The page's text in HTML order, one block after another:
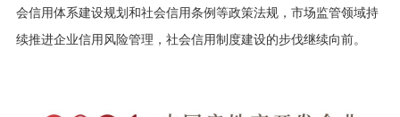
会信用体系建设规划和社会信用条例等政策法规，市场监管领域持
续推进企业信用风险管理，社会信用制度建设的步伐继续向前。